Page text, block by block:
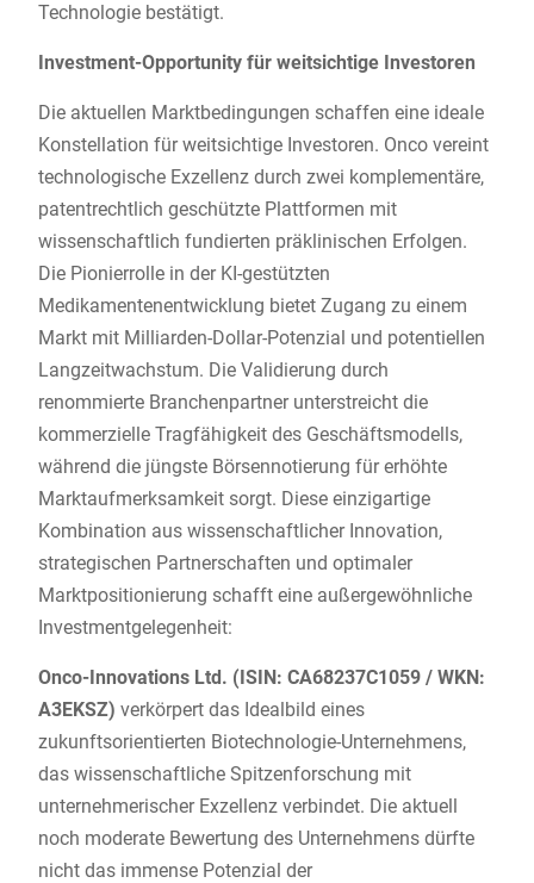
Technologie bestätigt.
Investment-Opportunity für weitsichtige Investoren
Die aktuellen Marktbedingungen schaffen eine ideale
Konstellation für weitsichtige Investoren. Onco vereint
technologische Exzellenz durch zwei komplementäre,
patentrechtlich geschützte Plattformen mit
wissenschaftlich fundierten präklinischen Erfolgen.
Die Pionierrolle in der KI-gestützten
Medikamentenentwicklung bietet Zugang zu einem
Markt mit Milliarden-Dollar-Potenzial und potentiellen
Langzeitwachstum. Die Validierung durch
renommierte Branchenpartner unterstreicht die
kommerzielle Tragfähigkeit des Geschäftsmodells,
während die jüngste Börsennotierung für erhöhte
Marktaufmerksamkeit sorgt. Diese einzigartige
Kombination aus wissenschaftlicher Innovation,
strategischen Partnerschaften und optimaler
Marktpositionierung schafft eine außergewöhnliche
Investmentgelegenheit:
Onco-Innovations Ltd. (ISIN: CA68237C1059 / WKN:
A3EKSZ) verkörpert das Idealbild eines
zukunftsorientierten Biotechnologie-Unternehmens,
das wissenschaftliche Spitzenforschung mit
unternehmerischer Exzellenz verbindet. Die aktuell
noch moderate Bewertung des Unternehmens dürfte
nicht das immense Potenzial der